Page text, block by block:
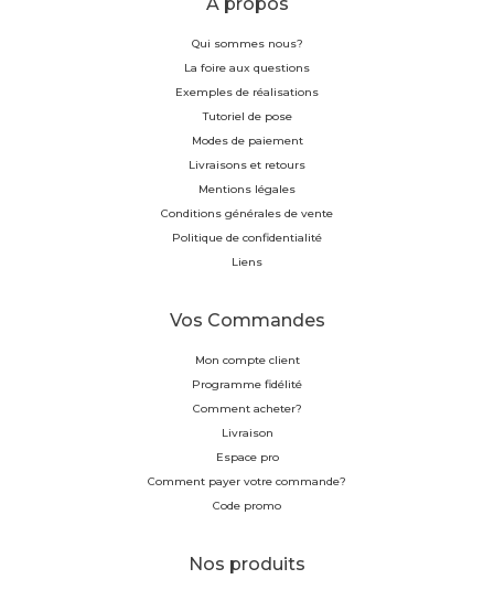
Qui sommes nous?
La foire aux questions
Exemples de réalisations
Tutoriel de pose
Modes de paiement
Livraisons et retours
Mentions légales
Conditions générales de vente
Politique de confidentialité
Liens
Vos Commandes
Mon compte client
Programme fidélité
Comment acheter?
Livraison
Espace pro
Comment payer votre commande?
Code promo
Nos produits